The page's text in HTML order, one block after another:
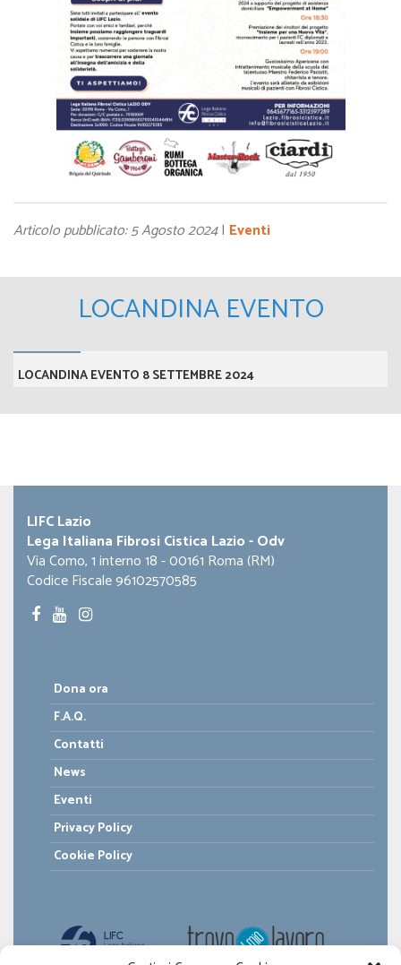
Articolo pubblicato: 5 Agosto 2024| Eventi
LOCANDINA EVENTO
LOCANDINA EVENTO 8 SETTEMBRE 2024
LIFC Lazio
Lega Italiana Fibrosi Cistica Lazio - Odv
Via Como, 1 interno 18 - 00161 Roma (RM)
Codice Fiscale 96102570585
Dona ora
F.A.Q.
Contatti
News
Eventi
Privacy Policy
Cookie Policy